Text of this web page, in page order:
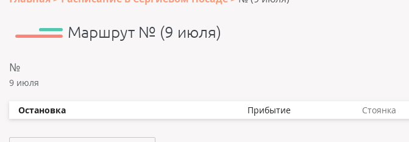
Маршрут № (9 июля)
№
9 июля
Остановка Прибытие Стоянка